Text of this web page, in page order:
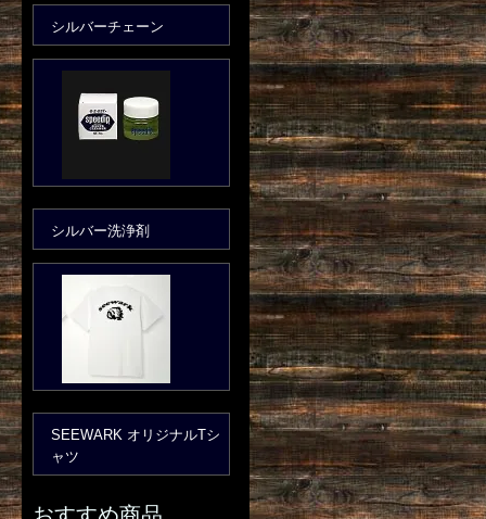
シルバーチェーン
シルバー洗浄剤
SEEWARK オリジナルTシ
ャツ
おすすめ商品